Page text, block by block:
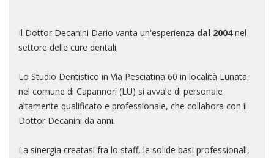
Il Dottor Decanini Dario vanta un'esperienza dal 2004nel
settore delle cure dentali.
Lo Studio Dentistico in Via Pesciatina 60 in località Lunata,
nel comune di Capannori (LU) si avvale di personale
altamente qualificato e professionale, che collabora con il
Dottor Decanini da anni.
La sinergia creatasi fra lo staff, le solide basi professionali,